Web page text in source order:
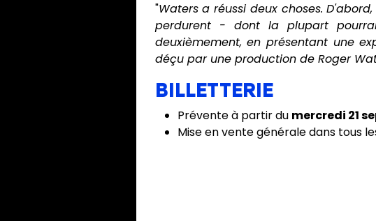
"Waters a réussi deux choses.
perdurent - dont la plupart
deuxièmement, en présentant une
déçu par une production de Roger
BILLETTERIE
Prévente à partir du mercredi 21
Mise en vente générale dans tous